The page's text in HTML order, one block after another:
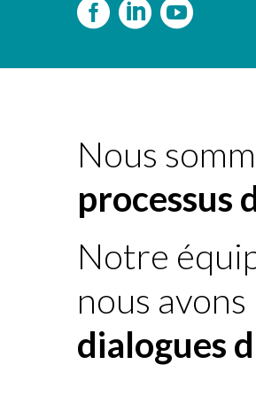
Nous
processus
Notre
nous
dialogues